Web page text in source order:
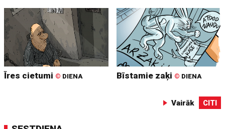
Īres cietumi © DIENA Bīstamie zaķi © DIENA
Vairāk CITI